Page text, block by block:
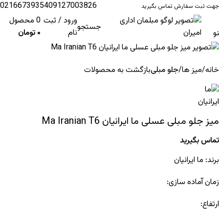
جهت ثبت سفارش تماس بگیرید 09127003826
02166739354
جستجوورود / ثبت
نام
0 محصول
۰ تومان
خانه میز ها جلو مبلیبازگشت به محصولات
میز جلو مبلی عسلی ما ایرانیان Ma Iranian T6
تماس بگیرید
برند: ما ایرانیان
زمان آماده سازی:
ارتفاع: